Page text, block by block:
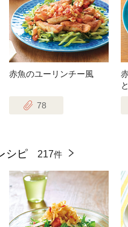
赤魚のユーリンチー風
78
シピ 217件